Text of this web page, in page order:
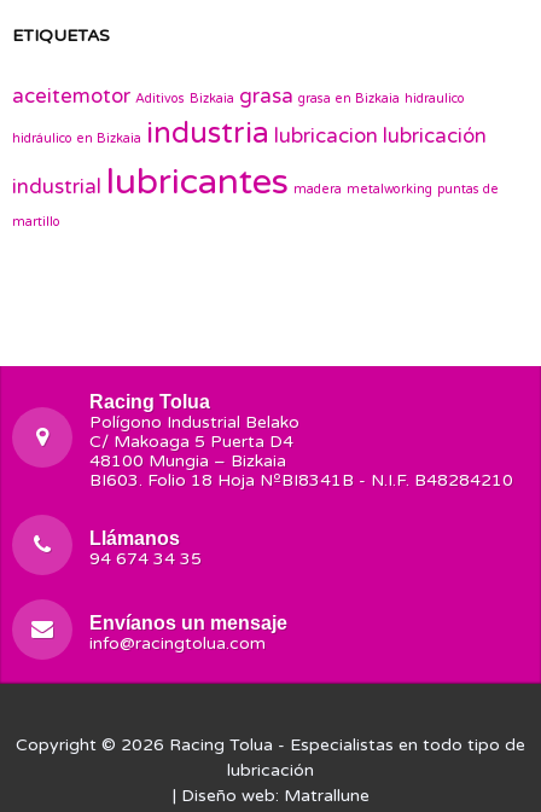
ETIQUETAS
aceitemotor Aditivos Bizkaia grasa grasa en Bizkaia hidraulico
hidráulico en Bizkaia industria lubricacion lubricación
industrial lubricantes madera metalworking puntas de
martillo
Racing Tolua
Polígono Industrial Belako
C/ Makoaga 5 Puerta D4
48100 Mungia – Bizkaia
BI603. Folio 18 Hoja NºBI8341B - N.I.F. B48284210
Llámanos
94 674 34 35
Envíanos un mensaje
info@racingtolua.com
Copyright © 2026 Racing Tolua - Especialistas en todo tipo de
lubricación
| Diseño web: Matrallune